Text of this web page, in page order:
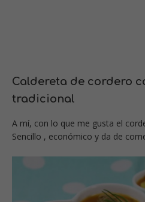
Caldereta de cordero
tradicional
A mí, con lo que me gusta el
Sencillo , económico y da de